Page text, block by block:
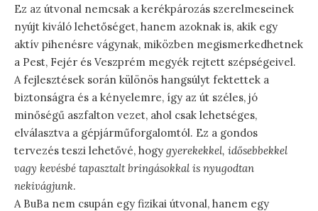
Ez az útvonal nemcsak a kerékpározás szerelmeseinek
nyújt kiváló lehetőséget, hanem azoknak is, akik egy
aktív pihenésre vágynak, miközben megismerkedhetnek
a Pest, Fejér és Veszprém megyék rejtett szépségeivel.
A fejlesztések során különös hangsúlyt fektettek a
biztonságra és a kényelemre, így az út széles, jó
minőségű aszfalton vezet, ahol csak lehetséges,
elválasztva a gépjárműforgalomtól. Ez a gondos
tervezés teszi lehetővé, hogy gyerekekkel, idősebbekkel
vagy kevésbé tapasztalt bringásokkal is nyugodtan
nekivágjunk.
A BuBa nem csupán egy fizikai útvonal, hanem egy